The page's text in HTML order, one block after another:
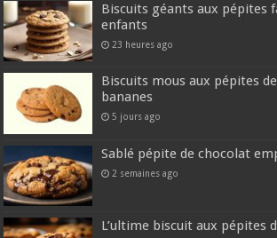
Biscuits géants aux pépites
enfants
23 heures ago
Biscuits mous aux pépites
bananes
5 jours ago
Sablé pépite de chocolat
2 semaines ago
L’ultime biscuit aux pépites